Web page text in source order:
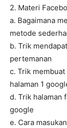
2. Materi
a. Bagaimana
metode
b. Trik
pertemanan
c. Trik
halaman 1
d. Trik halaman
google
e. Cara